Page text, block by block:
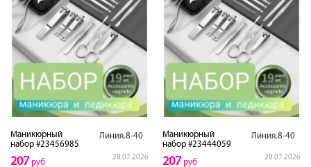
Маникюрный
набор #23456985
Линия.8-40
28.07.2026
207 руб
Маникюрный
набор #23444059
Линия.8-40
20.07.2026
207 руб